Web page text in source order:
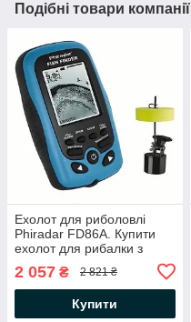
Подібні товари компанії
Ехолот для риболовлі
Phiradar FD86А. Купити
ехолот для рибалки з
2 057 ₴ 2 821 ₴
Купити